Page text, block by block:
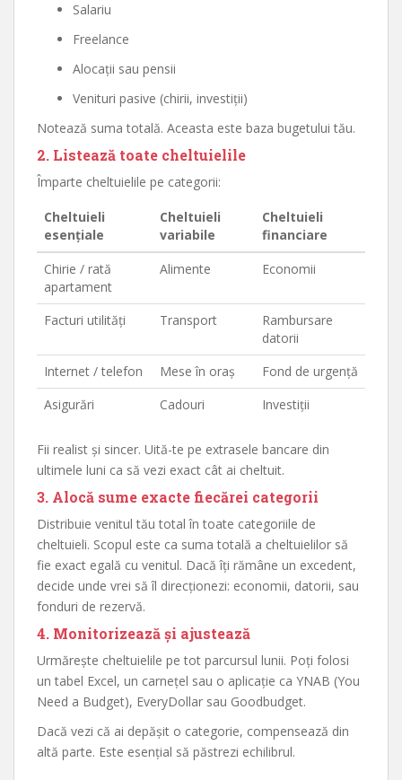
Salariu
Freelance
Alocații sau pensii
Venituri pasive (chirii, investiții)
Notează suma totală. Aceasta este baza bugetului tău.
2. Listează toate cheltuielile
Împarte cheltuielile pe categorii:
Cheltuieli
esențiale
Cheltuieli
variabile
Cheltuieli
financiare
Chirie / rată
apartament
Alimente Economii
Facturi utilități Transport
Rambursare
datorii
Internet / telefon
Mese în oraș
Fond de urgență
Asigurări
Cadouri Investiții
Fii realist și sincer. Uită-te pe extrasele bancare din
ultimele luni ca să vezi exact cât ai cheltuit.
3. Alocă sume exacte fiecărei categorii
Distribuie venitul tău total în toate categoriile de
cheltuieli. Scopul este ca suma totală a cheltuielilor să
fie exact egală cu venitul. Dacă îți rămâne un excedent,
decide unde vrei să îl direcționezi: economii, datorii, sau
fonduri de rezervă.
4. Monitorizează și ajustează
Urmărește cheltuielile pe tot parcursul lunii. Poți folosi
un tabel Excel, un carnețel sau o aplicație ca YNAB (You
Need a Budget), EveryDollar sau Goodbudget.
Dacă vezi că ai depășit o categorie, compensează din
altă parte. Este esențial să păstrezi echilibrul.